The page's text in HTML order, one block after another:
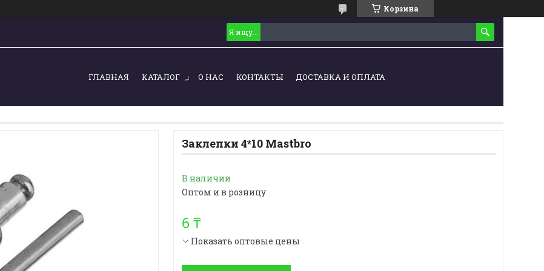
Корзина
ГЛАВНАЯ КАТАЛОГ О НАС КОНТАКТЫ ДОСТАВКА И ОПЛАТА
Заклепки 4*10 Mastbro
В наличии
Оптом и в розницу
6 ₸
Показать оптовые цены